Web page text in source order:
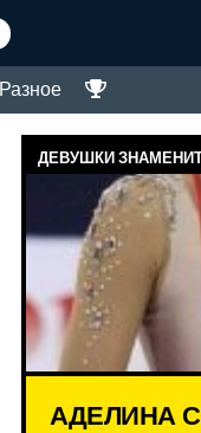
Разное
ДЕВУШКИ
АДЕЛИНА